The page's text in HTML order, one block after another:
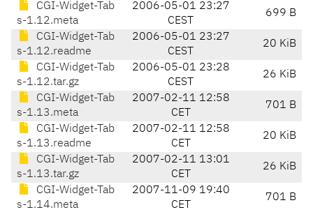
CGI-Widget-Tab
s-1.12.meta
2006-05-01 23:27
CEST
699 B
CGI-Widget-Tab
s-1.12.readme
2006-05-01 23:27
CEST
20 KiB
CGI-Widget-Tab
s-1.12.tar.gz
2006-05-01 23:28
CEST
26 KiB
CGI-Widget-Tab
s-1.13.meta
2007-02-11 12:58
CET
701 B
CGI-Widget-Tab
s-1.13.readme
2007-02-11 12:58
CET
20 KiB
CGI-Widget-Tab
s-1.13.tar.gz
2007-02-11 13:01
CET
26 KiB
CGI-Widget-Tab
s-1.14.meta
2007-11-09 19:40
CET
701 B